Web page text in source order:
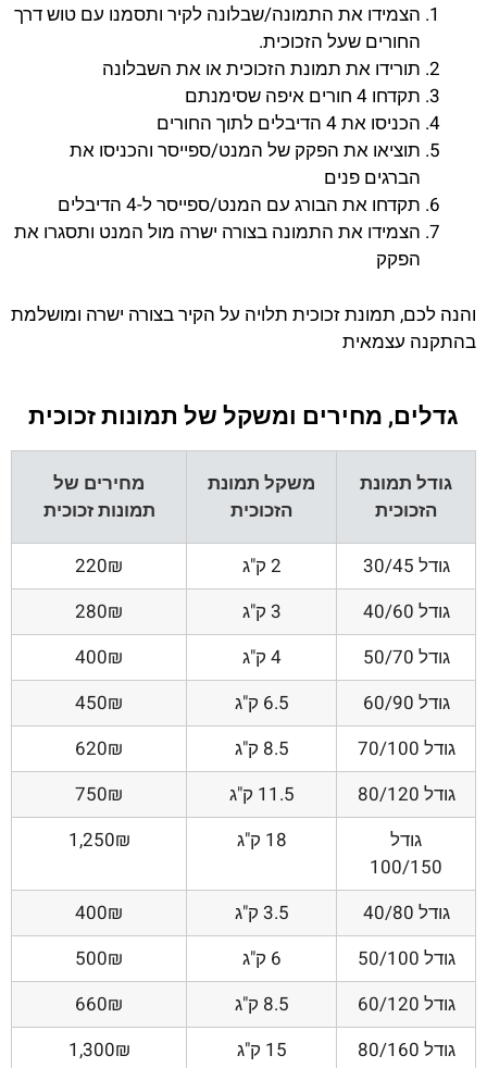
הצמידו את התמונה/שבלונה לקיר ותסמנו עם טוש דרך
החורים שעל הזכוכית.
תורידו את תמונת הזכוכית או את השבלונה
תקדחו 4 חורים איפה שסימנתם
הכניסו את 4 הדיבלים לתוך החורים
תוציאו את הפקק של המנט/ספייסר והכניסו את
הברגים פנים
תקדחו את הבורג עם המנט/ספייסר ל-4 הדיבלים
הצמידו את התמונה בצורה ישרה מול המנט ותסגרו את
הפקק
והנה לכם, תמונת זכוכית תלויה על הקיר בצורה ישרה ומושלמת
בהתקנה עצמאית
גדלים, מחירים ומשקל של תמונות זכוכית
גודל תמונת
הזכוכית
משקל תמונת
הזכוכית
מחירים של
תמונות זכוכית
גודל 30/45 2 ק"ג
220₪
גודל 40/60
3 ק"ג
280₪
גודל 50/70
4 ק"ג
400₪
גודל 60/90
6.5 ק"ג
450₪
גודל 70/100
8.5 ק"ג
620₪
גודל 80/120
11.5 ק"ג
750₪
גודל
100/150
18 ק"ג 1,250₪
גודל 40/80 3.5 ק"ג
400₪
גודל 50/100
6 ק"ג
500₪
גודל 60/120
8.5 ק"ג
660₪
גודל 80/160
15 ק"ג 1,300₪